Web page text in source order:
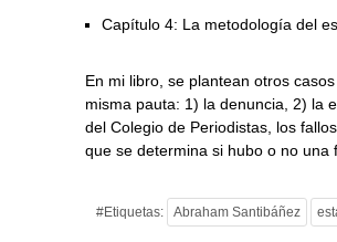
Capítulo 4: La metodología del
En mi libro, se plantean otros
misma pauta: 1) la denuncia, 2) la
del Colegio de Periodistas, los
que se determina si hubo o no una
#Etiquetas: Abraham Santibáñez